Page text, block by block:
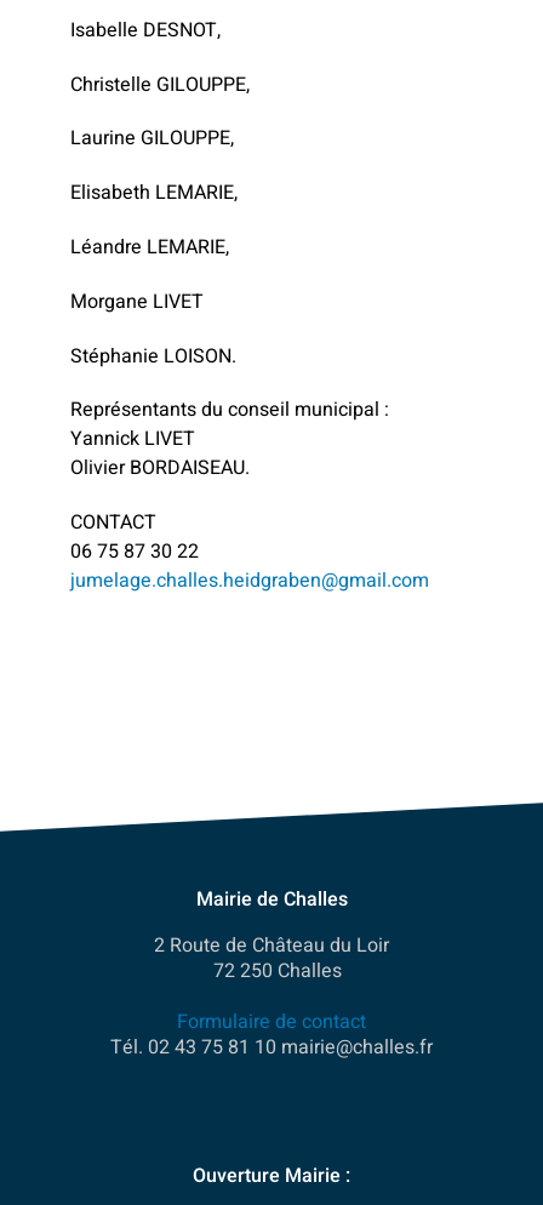
Isabelle DESNOT,
Christelle GILOUPPE,
Laurine GILOUPPE,
Elisabeth LEMARIE,
Léandre LEMARIE,
Morgane LIVET
Stéphanie LOISON.
Représentants du conseil municipal :
Yannick LIVET
Olivier BORDAISEAU.
CONTACT
06 75 87 30 22
jumelage.challes.heidgraben@gmail.com
Mairie de Challes
2 Route de Château du Loir
72 250 Challes
Formulaire de contact
Tél. 02 43 75 81 10 mairie@challes.fr
Ouverture Mairie :